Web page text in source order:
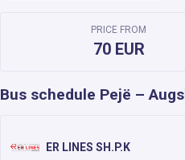
PRICE FROM
70 EUR
Bus schedule Pejë –
ER LINES SH.P.K